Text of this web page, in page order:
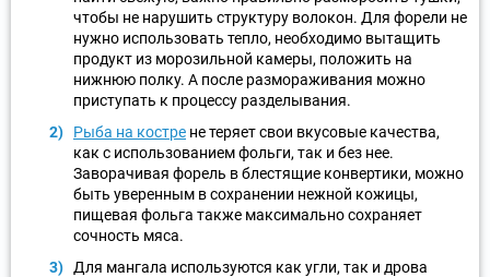
чтобы не нарушить структуру волокон. Для форели не
нужно использовать тепло, необходимо вытащить
продукт из морозильной камеры, положить на
нижнюю полку. А после размораживания можно
приступать к процессу разделывания.
Рыба на костре не теряет свои вкусовые качества,
как с использованием фольги, так и без нее.
Заворачивая форель в блестящие конвертики, можно
быть уверенным в сохранении нежной кожицы,
пищевая фольга также максимально сохраняет
сочность мяса.
Для мангала используются как угли, так и дрова